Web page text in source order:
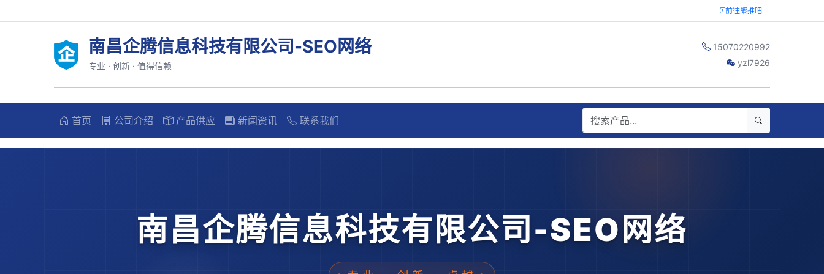
前往聚推吧
南昌企腾信息科技有限公司-SEO网络
专业 · 创新 · 值得信赖
15070220992
yzl7926
首页 公司介绍 产品供应 新闻资讯 联系我们
南昌企腾信息科技有限公司-SEO网络